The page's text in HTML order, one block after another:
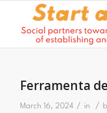
Ferramenta
March 16, 2024 / in /